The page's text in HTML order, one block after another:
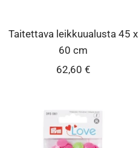
Taitettava leikkuualusta 45 x
60 cm
Alennushinta
62,60 €